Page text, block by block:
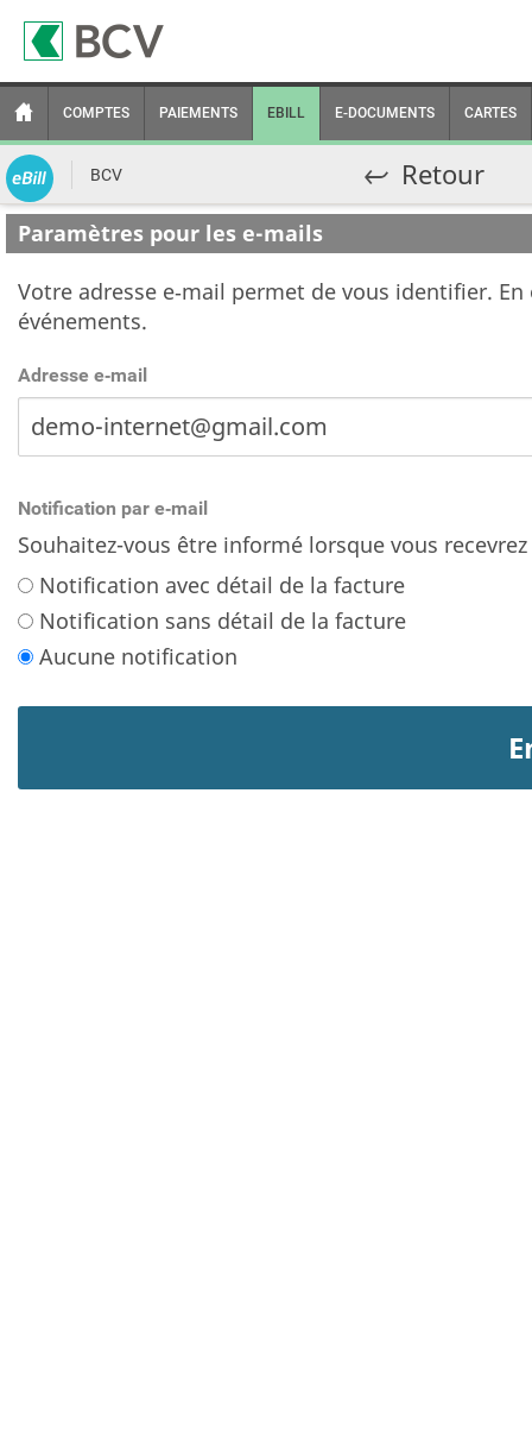
COMPTES PAIEMENTS EBILL E-DOCUMENTS CARTES
BCV Retour
Paramètres pour les e-mails
Votre adresse e‑mail permet de vous identifier.
événements.
Adresse e‑mail
Notification par e‑mail
Souhaitez-vous être informé lorsque vous
Notification avec détail de la facture
Notification sans détail de la facture
Aucune notification